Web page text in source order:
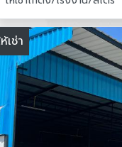
เช่า